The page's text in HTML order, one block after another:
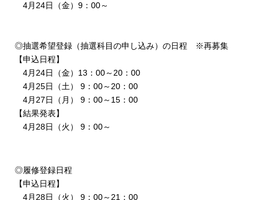
4月24日（金）9：00～
◎抽選希望登録（抽選科目の申し込み）の日程 ※再募集
【申込日程】
4月24日（金）13：00～20：00
4月25日（土） 9：00～20：00
4月27日（月） 9：00～15：00
【結果発表】
4月28日（火） 9：00～
◎履修登録日程
【申込日程】
4月28日（火） 9：00～21：00